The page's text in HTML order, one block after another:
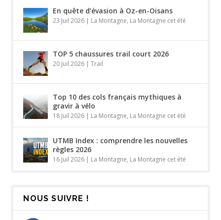
En quête d’évasion à Oz-en-Oisans
23 Juil 2026 | La Montagne, La Montagne cet été
TOP 5 chaussures trail court 2026
20 Juil 2026 |Trail
Top 10 des cols français mythiques à
gravir à vélo
18 Juil 2026 | La Montagne, La Montagne cet été
UTMB Index : comprendre les nouvelles
règles 2026
16 Juil 2026 | La Montagne, La Montagne cet été
NOUS SUIVRE !